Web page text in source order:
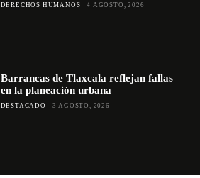
DERECHOS HUMANOS 4 AGOSTO, 2026
Barrancas de Tlaxcala reflejan fallas
en la planeación urbana
DESTACADO 3 AGOSTO, 2026